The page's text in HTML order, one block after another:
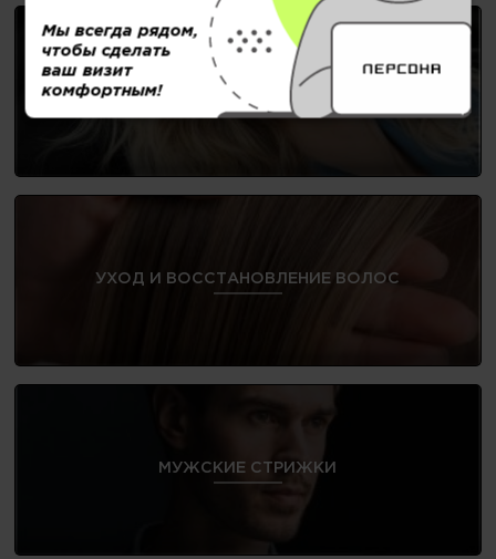
ОКРАШИВАНИЕ
УХОД И ВОССТАНОВЛЕНИЕ ВОЛОС
МУЖСКИЕ СТРИЖКИ
Мы всегда рядом,
чтобы сделать
ваш визит
комфортным!